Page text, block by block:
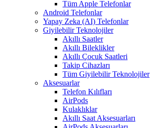
Tüm Apple Telefonlar
Android Telefonlar
Yapay Zeka (AI) Telefonlar
Giyilebilir Teknolojiler
Akıllı Saatler
Akıllı Bileklikler
Akıllı Çocuk Saatleri
Takip Cihazları
Tüm Giyilebilir Teknolojiler
Aksesuarlar
Telefon Kılıfları
AirPods
Kulaklıklar
Akıllı Saat Aksesuarları